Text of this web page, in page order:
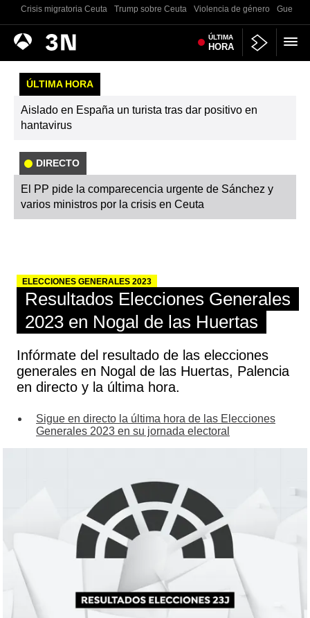
Crisis migratoria Ceuta Trump sobre Ceuta Violencia de género Guerra
Antena
3
Noticias ÚLTIMA
HORA
ÚLTIMA HORA
Aislado en España un turista tras dar positivo en
hantavirus
DIRECTO
El PP pide la comparecencia urgente de Sánchez y
varios ministros por la crisis en Ceuta
ELECCIONES GENERALES 2023
Resultados Elecciones Generales
2023 en Nogal de las Huertas
Infórmate del resultado de las elecciones
generales en Nogal de las Huertas, Palencia
en directo y la última hora.
Sigue en directo la última hora de las Elecciones
Generales 2023 en su jornada electoral